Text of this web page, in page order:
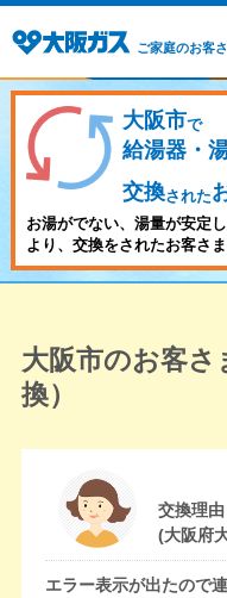
ご家庭のお客
大阪市で
給湯器・
交換された
お湯がでない、湯量が安定
より、交換をされたお客さ
大阪市のお客さ
換）
交換理由
(大阪府
エラー表示が出たので